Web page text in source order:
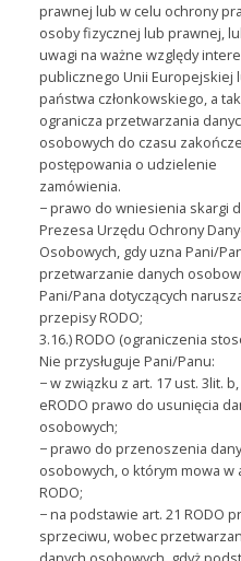
prawnej lub w celu ochrony
osoby fizycznej lub prawnej,
uwagi na ważne względy
publicznego Unii Europejskiej
państwa członkowskiego, a
ogranicza przetwarzania
osobowych do czasu
postępowania o udzielenie
zamówienia.
− prawo do wniesienia skargi
Prezesa Urzędu Ochrony
Osobowych, gdy uzna Pani/
przetwarzanie danych
Pani/Pana dotyczących
przepisy RODO;
3.16.) RODO (ograniczenia
Nie przysługuje Pani/Panu:
− w związku z art. 17 ust. 3lit.
eRODO prawo do usunięcia
osobowych;
− prawo do przenoszenia
osobowych, o którym mowa w
RODO;
− na podstawie art. 21 RODO
sprzeciwu, wobec